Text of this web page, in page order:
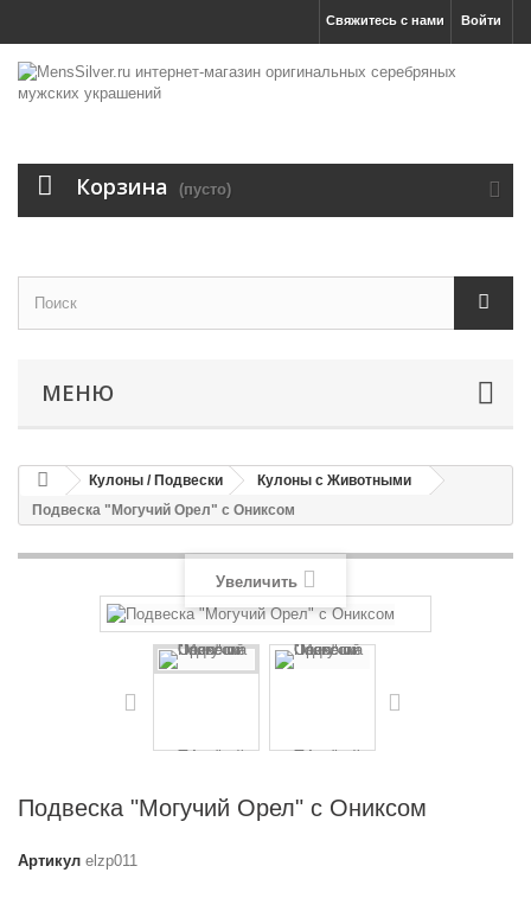
Войти
Свяжитесь с нами
Корзина (пусто)
МЕНЮ
Кулоны / Подвески
Кулоны с Животными
Подвеска "Могучий Орел" с Ониксом
Увеличить
Подвеска "Могучий Орел" с Ониксом
Артикул elzp011